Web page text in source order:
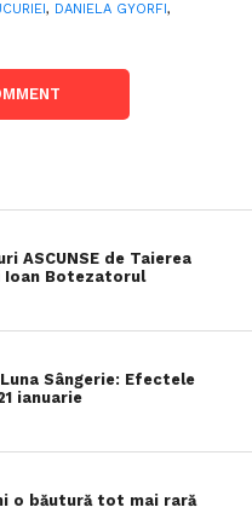
, DANIELA GYORFI,
ASCUNSE de Taierea
Ioan Botezatorul
Sângerie: Efectele
ianuarie
o băutură tot mai rară